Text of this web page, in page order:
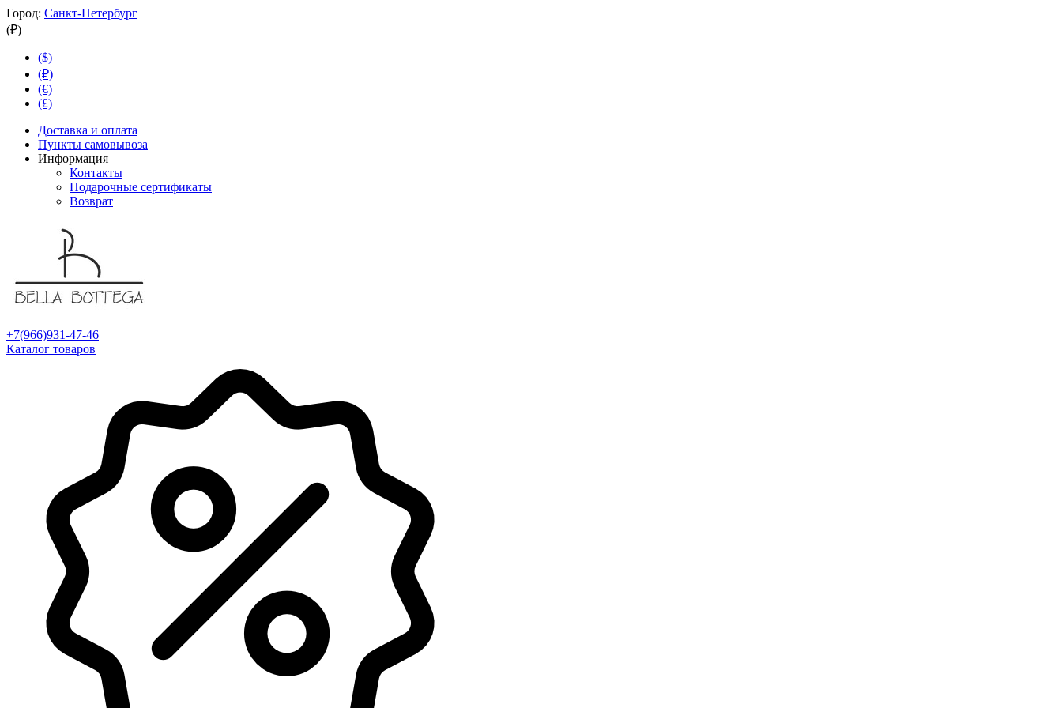
Город: Санкт-Петербург
(₽)
($)
(₽)
(€)
(£)
Доставка и оплата
Пункты самовывоза
Информация
Контакты
Подарочные сертификаты
Возврат
+7(966)931-47-46
Каталог товаров